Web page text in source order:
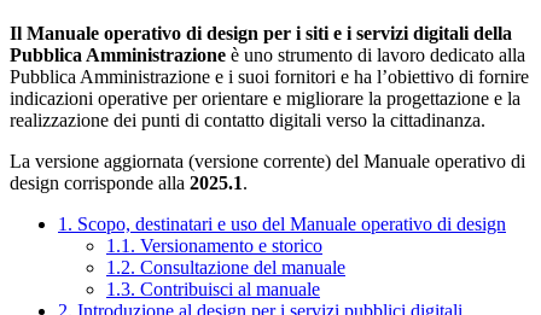
Il Manuale operativo di design per i siti e i servizi digitali della
Pubblica Amministrazione è uno strumento di lavoro dedicato alla
Pubblica Amministrazione e i suoi fornitori e ha l’obiettivo di fornire
indicazioni operative per orientare e migliorare la progettazione e la
realizzazione dei punti di contatto digitali verso la cittadinanza.
La versione aggiornata (versione corrente) del Manuale operativo di
design corrisponde alla 2025.1.
1. Scopo, destinatari e uso del Manuale operativo di design
1.1. Versionamento e storico
1.2. Consultazione del manuale
1.3. Contribuisci al manuale
2. Introduzione al design per i servizi pubblici digitali